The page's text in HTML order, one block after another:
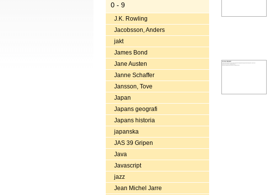
0 - 9
J.K. Rowling
Jacobsson, Anders
jakt
James Bond
Jane Austen
Janne Schaffer
Jansson, Tove
Japan
Japans geografi
Japans historia
japanska
JAS 39 Gripen
Java
Javascript
jazz
Jean Michel Jarre